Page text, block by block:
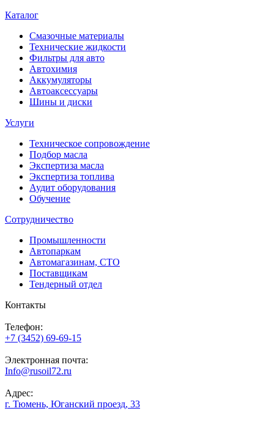
Каталог
Смазочные материалы
Технические жидкости
Фильтры для авто
Автохимия
Аккумуляторы
Автоаксессуары
Шины и диски
Услуги
Техническое сопровождение
Подбор масла
Экспертиза масла
Экспертиза топлива
Аудит оборудования
Обучение
Сотрудничество
Промышленности
Автопаркам
Автомагазинам, СТО
Поставщикам
Тендерный отдел
Контакты
Телефон:
+7 (3452) 69-69-15
Электронная почта:
Info@rusoil72.ru
Адрес:
г. Тюмень, Юганский проезд, 33